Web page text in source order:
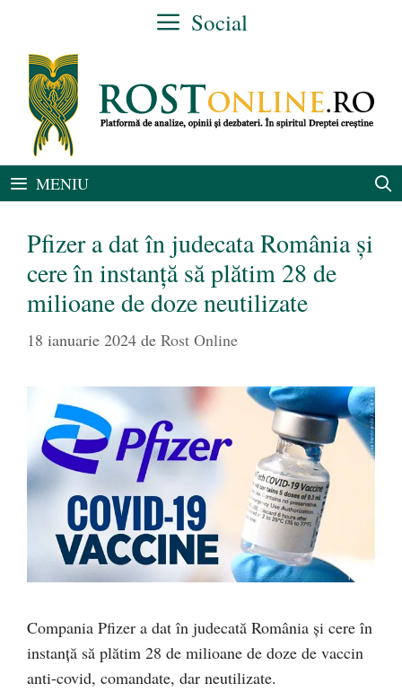
conținut
Social
MENIU
Pfizer a dat în judecata România și
cere în instanță să plătim 28 de
milioane de doze neutilizate
18 ianuarie 2024 de Rost Online
Compania Pfizer a dat în judecată România și cere în
instanță să plătim 28 de milioane de doze de vaccin
anti-covid, comandate, dar neutilizate.